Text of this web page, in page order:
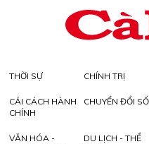
THỜI SỰ CHÍNH TRỊ
CẢI CÁCH HÀNH
CHÍNH
CHUYỂN ĐỔI SỐ
VĂN HÓA -
DU LỊCH - THỂ